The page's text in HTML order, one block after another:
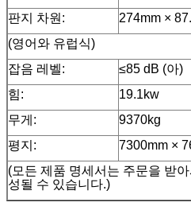
판지 차원:
274mm ×
(영어와 유럽식)
잡음 레벨:
≤85 dB (아)
힘:
19.1kw
무게:
9370kg
평지:
7300mm ×
(모든 제품 명세서는 주문을 받
성될 수 있습니다.)